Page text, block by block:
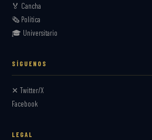
🏅 Cancha
🗞️ Política
🎓 Universitario
SÍGUENOS
✕ Twitter/X
Facebook
LEGAL